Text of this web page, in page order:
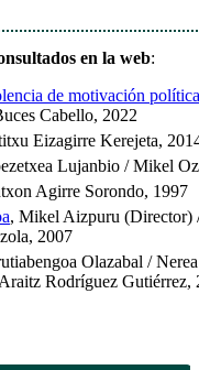
en la web:
de motivación
Cabello, 2022
Eizagirre Kerejeta,
Lujanbio / Mikel
Agirre Sorondo, 1997
, Mikel Aizpuru (Director)
2007
Olazabal /
Rodríguez Gutiérrez,